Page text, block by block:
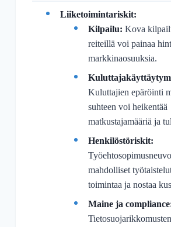
Liiketoimintariskit:
Kilpailu: Kova
reiteillä voi painaa
markkinaosuuksia.
Kuluttajien epäröinti
suhteen voi heikentää
matkustajamääriä ja
Henkilöstöriskit:
mahdolliset
toimintaa ja nostaa
Maine ja